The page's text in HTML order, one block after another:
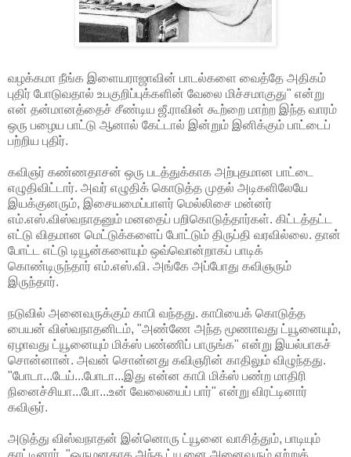
வழக்கமா நீங்க இளையராஜாவின் பாடல்களை வைத்தே அதிகம்
புதிர் போடுவதால் உபகுறிப்புக்களின் வேலை மிச்சமாகுது" என்று
என் தன்மானத்தைச் சீண்டிய ஜீ.ராவின் கூற்றை மாற்ற இந்த வாரம்
ஒரு பழைய பாட்டு ஆனால் கேட்டால் இன்றும் இனிக்கும் பாட்டைப்
பற்றிய புதிர்.
கவிஞர் கண்ணதாசன் ஒரு படத்துக்காக அற்புதமான பாட்டை
எழுதிவிட்டார். அவர் எழுதிக் கொடுத்த முதல் அடிகளிலேயே
இயக்குனரும், இசையமைப்பாளர் மெல்லிசை மன்னர்
எம்.எஸ்.விஸ்வநாதனும் மனதைப் பறிகொடுத்தார்கள். கிட்டத்தட்ட
எட்டு விதமான மெட்டுக்களைப் போட்டும் திருப்தி வரவில்லை. தான்
போட்ட எட்டு டியூன்களையும் ஒவ்வொன்றாகப் பாடிக்
கொண்டிருந்தார் எம்.எஸ்.வி. அங்கே அப்போது கவிஞரும்
இருந்தார்.
நடுவில் அனைவருக்கும் காபி வந்தது. காபியைக் கொடுத்த
பையன் விஸ்வநாதனிடம், "அண்ணே அந்த மூணாவது ட்யூனையும்,
ஏழாவது ட்யூனையும் மிக்ஸ் பண்ணிப் பாருங்க" என்று இயல்பாகச்
சொன்னான். அவன் சொன்னது கவிஞரின் காதிலும் விழுந்தது.
"போடா...டேய்...போடா...இது என்ன காபி மிக்ஸ் பண்ற மாதிரி
நினைச்சியா...போ...உன் வேலையைப் பார்" என்று விரட்டினார்
கவிஞர்.
அடுத்து விஸ்வநாதன் இன்னொரு ட்யூனை வாசித்தும், பாடியும்
காட்டினார். "ஒருமனதாக அந்த ட்யூனை அனைவரும் ஏற்றுக்